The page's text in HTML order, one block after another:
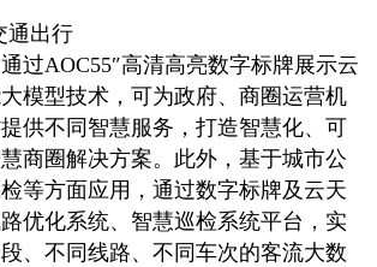
通出行
过AOC55″高清高亮数字标牌展示云
模型技术，可为政府、商圈运营机
供不同智慧服务，打造智慧化、可
商圈解决方案。此外，基于城市公
等方面应用，通过数字标牌及云天
优化系统、智慧巡检系统平台，实
、不同线路、不同车次的客流大数